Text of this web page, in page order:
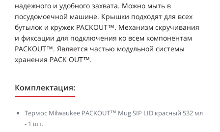
надежного и удобного захвата. Можно мыть в
посудомоечной машине. Крышки подходят для всех
бутылок и кружек PACKOUT™. Механизм скручивания
и фиксации для подключения ко всем компонентам
PACKOUT™. Является частью модульной системы
хранения PACK OUT™.
Комплектация:
Термос Milwaukee PACKOUT™ Mug SIP LID красный 532 мл
- 1 шт.